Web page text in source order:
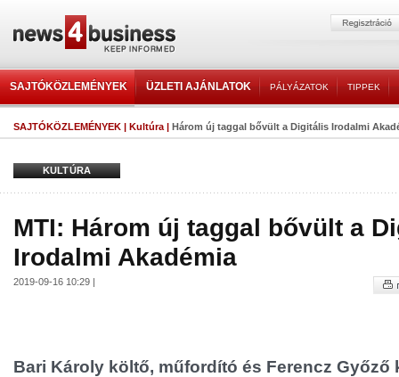
SAJTÓKÖZLEMÉNYEK ÜZLETI AJÁNLATOK PÁLYÁZATOK TIPPEK
SAJTÓKÖZLEMÉNYEK | Kultúra | Három új taggal bővült a Digitális Irodalmi
KULTÚRA
MTI: Három új taggal bővült a
Irodalmi Akadémia
2019-09-16 10:29 |
Bari Károly költő, műfordító és Ferencz Győző